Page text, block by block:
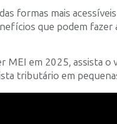
formas mais
que podem fazer
MEI em 2025, assista
tributário em